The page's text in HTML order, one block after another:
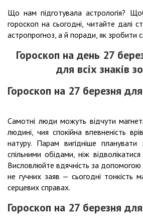
Що нам підготувала астрологія?
гороскоп на сьогодні, читайте далі
астропрогноз, а й поради, як зробити
Гороскоп на день 27
для всіх знаків
Гороскоп на 27 березня
Самотні люди можуть відчути
людині, чия спокійна впевненість
натуру. Парам вигідніше планувати
спільними обідами, ніж
Висловлюйте вдячність за
не гучних заяв — сьогодні тонкість
серцевих справах.
Гороскоп на 27 березня